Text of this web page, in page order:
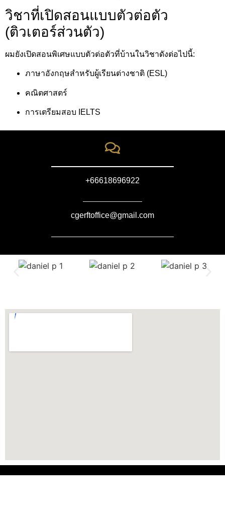
วิชาที่เปิดสอนแบบตัวต่อตัว
(ติวเตอร์ส่วนตัว)
ผมยังเปิดสอนพิเศษแบบตัวต่อตัวที่บ้านในวิชาดังต่อไปนี้:
ภาษาอังกฤษสำหรับผู้เรียนต่างชาติ (ESL)
คณิตศาสตร์
การเตรียมสอบ IELTS
+66618696922
cgerftoffice@gmail.com